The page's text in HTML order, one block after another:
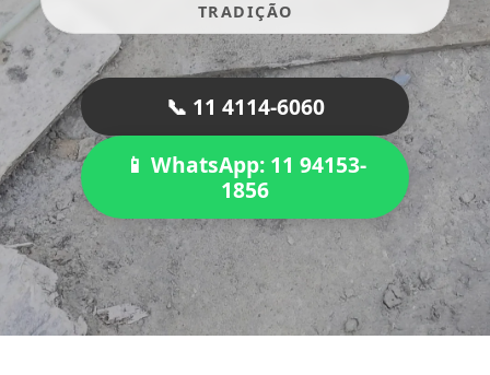
TRADIÇÃO
📞 11 4114-6060
📱 WhatsApp: 11 94153-
1856